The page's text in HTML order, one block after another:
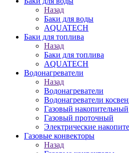
Назад
Баки для воды
AQUATECH
Баки для топлива
Назад
Баки для топлива
AQUATECH
Водонагреватели
Назад
Водонагреватели
Водонагреватели
Газовый накопительный
Газовый проточный
Электрические
Газовые конвекторы
Назад